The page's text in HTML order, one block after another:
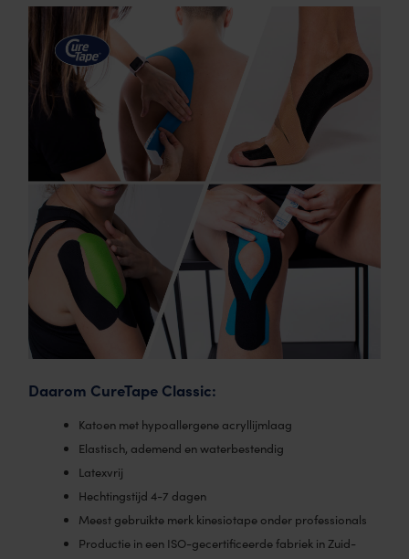
Daarom CureTape Classic:
Katoen met hypoallergene acryllijmlaag
Elastisch, ademend en waterbestendig
Latexvrij
Hechtingstijd 4-7 dagen
Meest gebruikte merk kinesiotape onder professionals
Productie in een ISO-gecertificeerde fabriek in Zuid-